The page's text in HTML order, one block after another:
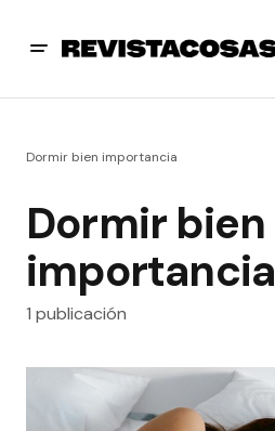
Dormir bien importancia
Dormir bien
importancia
1 publicación